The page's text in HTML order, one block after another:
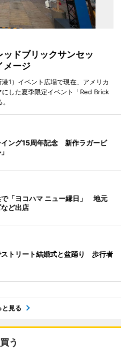
ドブリックサンセッ
メージ
1）イベント広場で現在、アメリカ
した夏季限定イベント「Red Brick
イング15周年記念 新作ラガービ
で「ヨコハマ ニュー縁日」 地元
ど出店
ストリート結婚式と盆踊り 歩行者
と見る
買う